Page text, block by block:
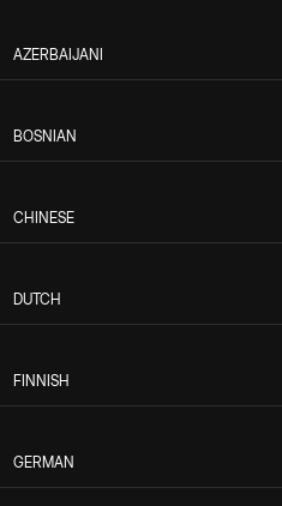
AZERBAIJANI
BOSNIAN
CHINESE
DUTCH
FINNISH
GERMAN